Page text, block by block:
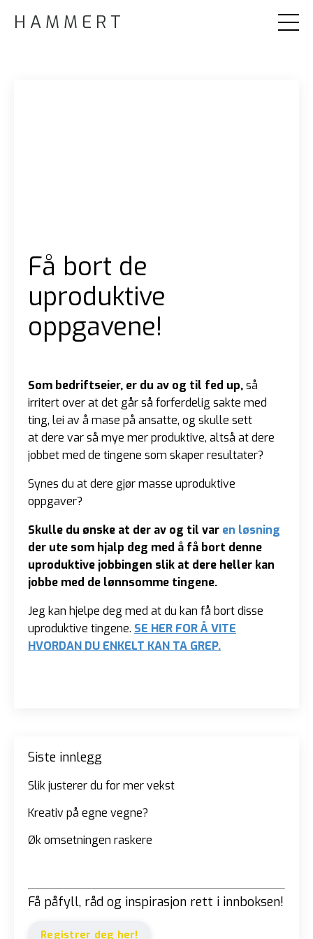
H A M M E R T
Få bort de
uproduktive
oppgavene!
Som bedriftseier, er du av og til fed up,så
irritert over at det går så forferdelig sakte med
ting, lei av å mase på ansatte, og skulle sett
at dere var så mye mer produktive, altså at dere
jobbet med de tingene som skaper resultater?
Synes du at dere gjør masse uproduktive
oppgaver?
Skulle du ønske at der av og til var en løsning
der ute som hjalp deg med å få bort denne
uproduktive jobbingen slik at dere heller kan
jobbe med de lønnsomme tingene.
Jeg kan hjelpe deg med at du kan få bort disse
uproduktive tingene. SE HER FOR Å VITE
HVORDAN DU ENKELT KAN TA GREP.
Siste innlegg
Slik justerer du for mer vekst
Kreativ på egne vegne?
Øk omsetningen raskere
Få påfyll, råd og inspirasjon rett i innboksen!
Registrer deg her!